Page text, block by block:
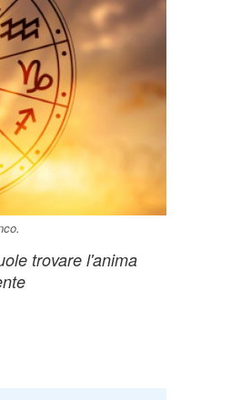
trovare l'anima